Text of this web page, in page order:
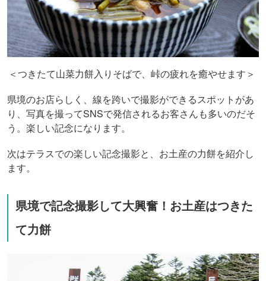
＜つきたて山菜力餅入りそばで、峠の疲れを癒やせます＞
県境のお店らしく、線を跨いで撮影ができるスポットがあ
り、写真を撮ってSNSで発信されるお客さんも多いのだそ
う。楽しい記念になります。
次はテラスでの楽しい記念撮影と、お土産の力餅を紹介し
ます。
県境で記念撮影して大興奮！お土産はつきた
て力餅